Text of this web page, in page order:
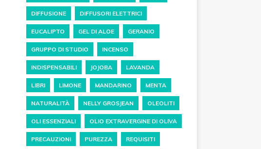
DIFFUSIONE DIFFUSORI ELETTRICI
EUCALIPTO GEL DI ALOE GERANIO
GRUPPO DI STUDIO INCENSO
INDISPENSABILI JOJOBA LAVANDA
LIBRI LIMONE MANDARINO MENTA
NATURALITÀ NELLY GROSJEAN OLEOLITI
OLI ESSENZIALI OLIO EXTRAVERGINE DI OLIVA
PRECAUZIONI PUREZZA REQUISITI